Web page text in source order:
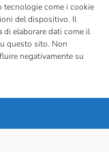
tecnologie come i cookie
del dispositivo. Il
di elaborare dati come il
questo sito. Non
negativamente su
Successivo